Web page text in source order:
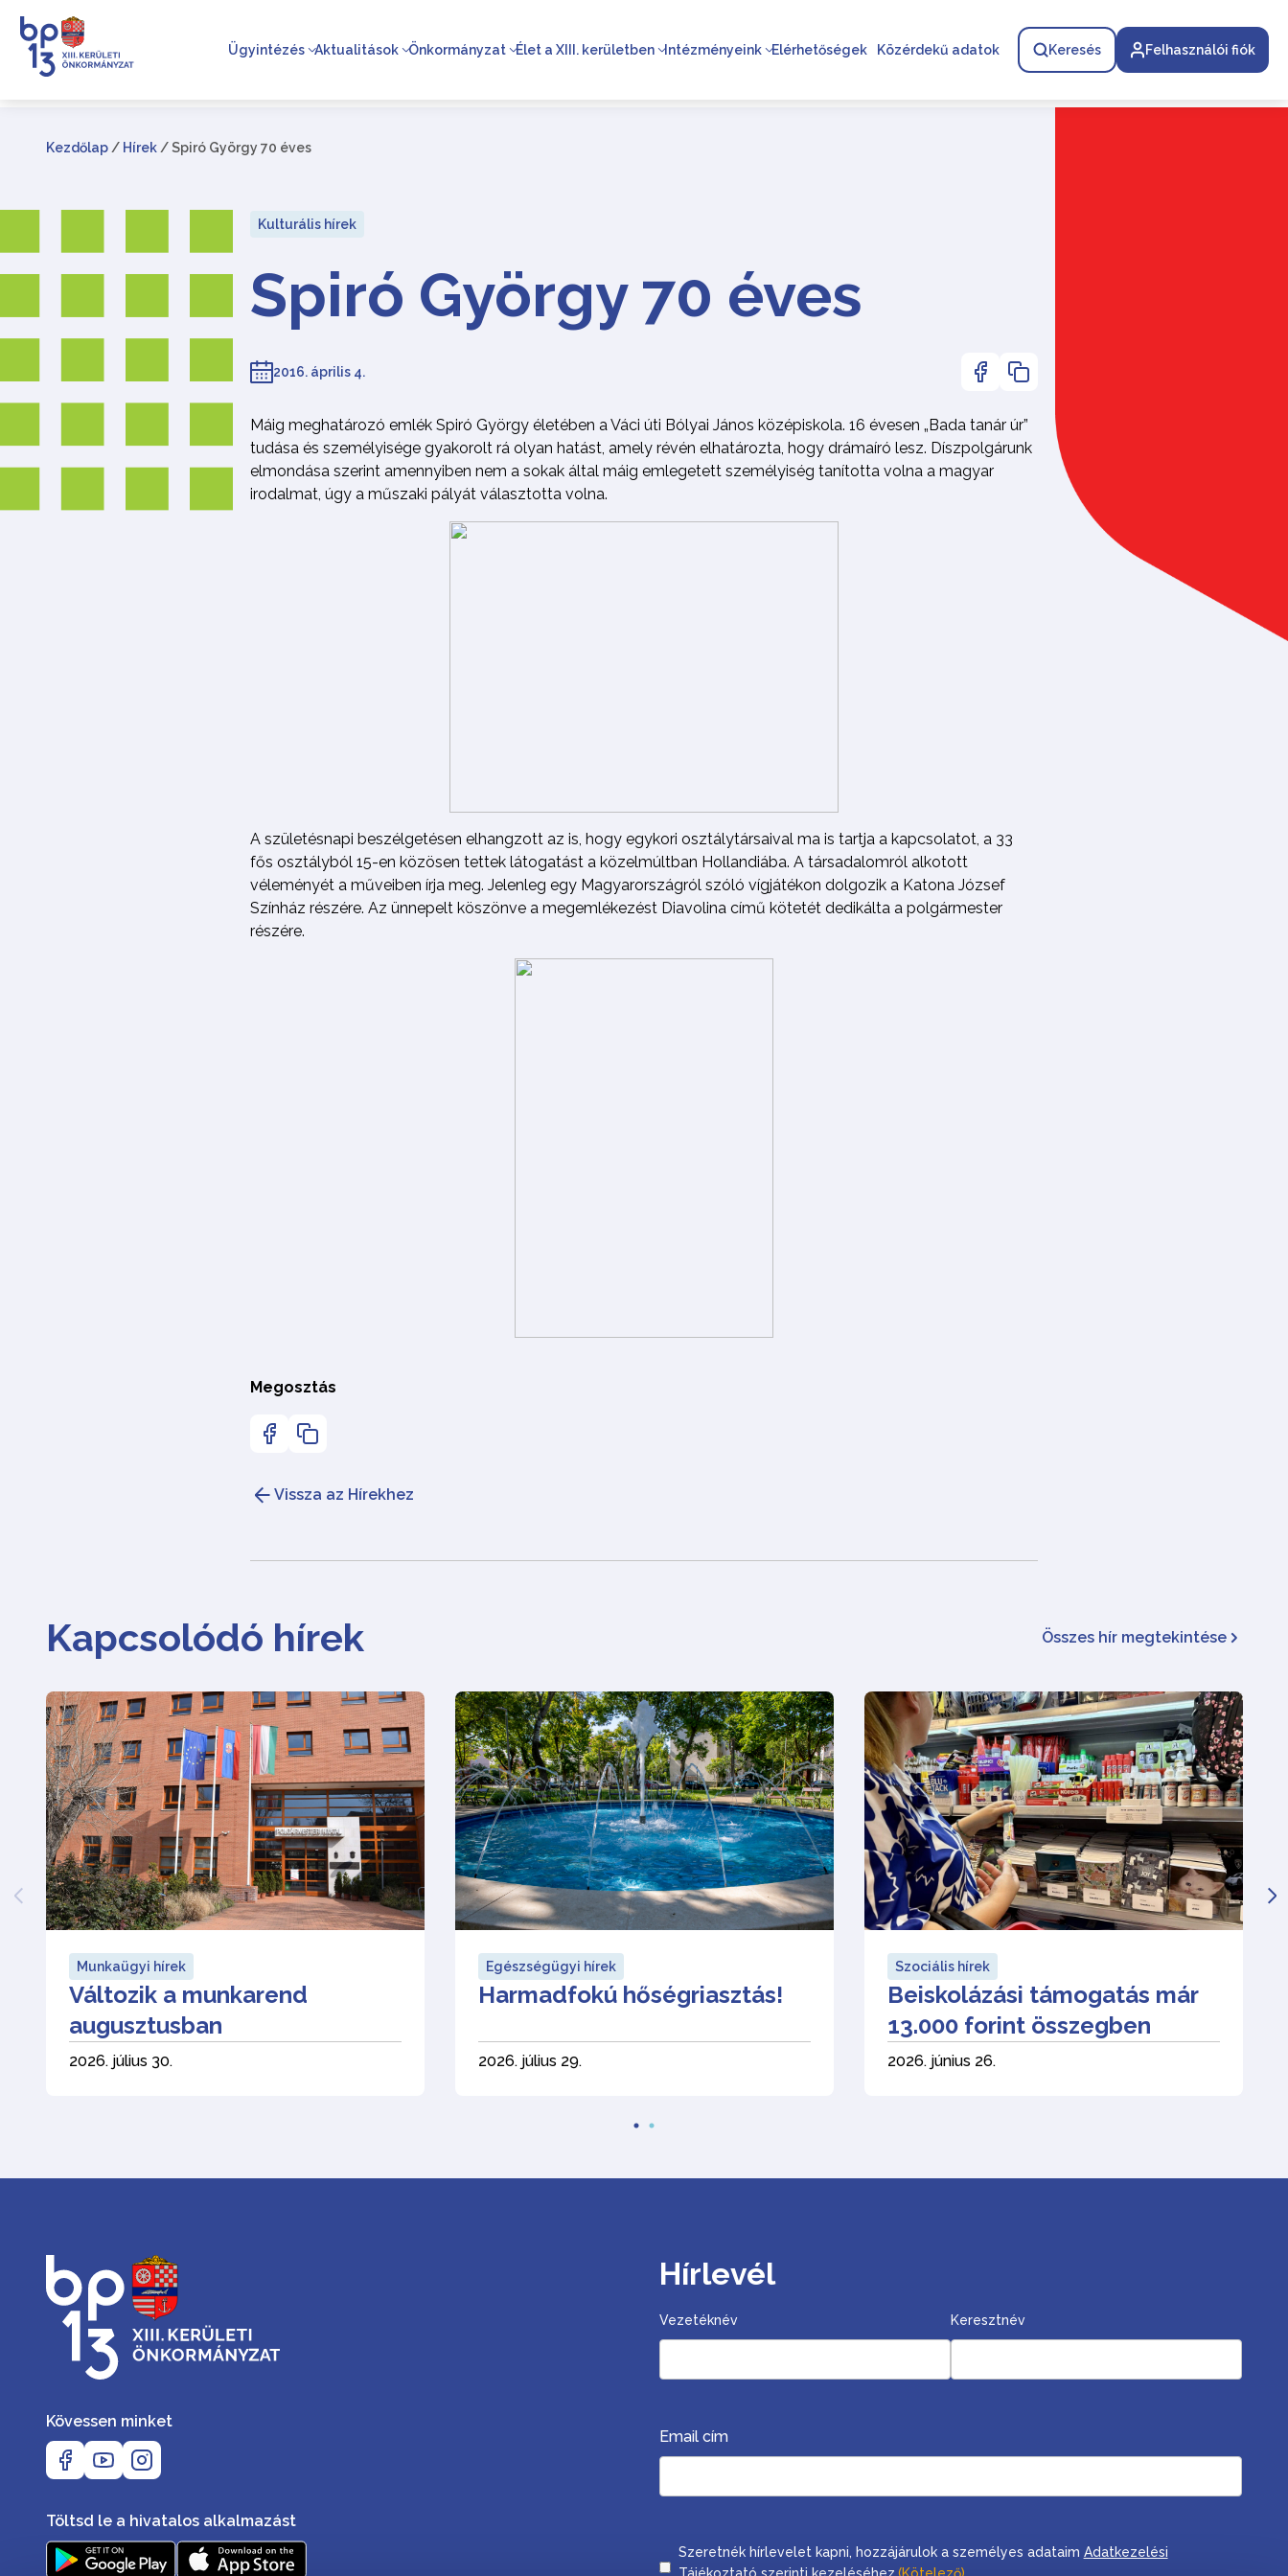
Ügyintézés Aktualitások Önkormányzat Élet a XIII. kerületben Intézményeink Elérhetőségek Közérdekű adatok Keresés Felhasználói fiók
Kezdőlap / Hírek /Spiró György 70 éves
Kulturális hírek
Spiró György 70 éves
2016. április 4.
Máig meghatározó emlék Spiró György életében a Váci úti Bólyai János középiskola. 16 évesen „Bada tanár úr”
tudása és személyisége gyakorolt rá olyan hatást, amely révén elhatározta, hogy drámaíró lesz. Díszpolgárunk
elmondása szerint amennyiben nem a sokak által máig emlegetett személyiség tanította volna a magyar
irodalmat, úgy a műszaki pályát választotta volna.
A születésnapi beszélgetésen elhangzott az is, hogy egykori osztálytársaival ma is tartja a kapcsolatot, a 33
fős osztályból 15-en közösen tettek látogatást a közelmúltban Hollandiába. A társadalomról alkotott
véleményét a műveiben írja meg. Jelenleg egy Magyarországról szóló vígjátékon dolgozik a Katona József
Színház részére. Az ünnepelt köszönve a megemlékezést Diavolina című kötetét dedikálta a polgármester
részére.
Megosztás
Vissza az Hírekhez
Kapcsolódó hírek Összes hír megtekintése
Munkaügyi hírek
Változik a munkarend
augusztusban
2026. július 30.
Egészségügyi hírek
Harmadfokú hőségriasztás!
2026. július 29.
Szociális hírek
Beiskolázási támogatás már
13.000 forint összegben
2026. június 26.
Kövessen minket
Töltsd le a hivatalos alkalmazást
Hírlevél
Vezetéknév Keresztnév
Email cím
Consent
Szeretnék hírlevelet kapni, hozzájárulok a személyes adataim Adatkezelési